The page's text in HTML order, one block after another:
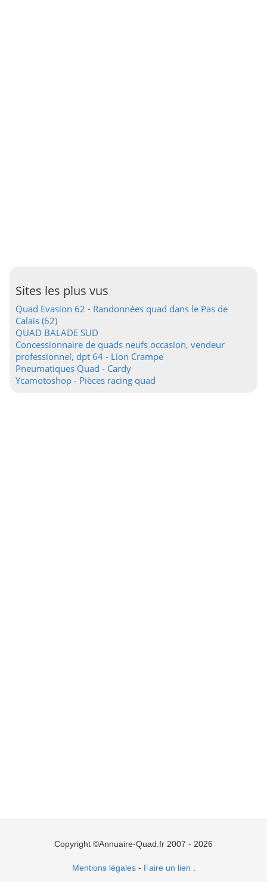
Sites les plus vus
Quad Evasion 62 - Randonnées quad dans le Pas de
Calais (62)
QUAD BALADE SUD
Concessionnaire de quads neufs occasion, vendeur
professionnel, dpt 64 - Lion Crampe
Pneumatiques Quad - Cardy
Ycamotoshop - Pièces racing quad
Copyright ©Annuaire-Quad.fr 2007 - 2026
Mentions légales- Faire un lien